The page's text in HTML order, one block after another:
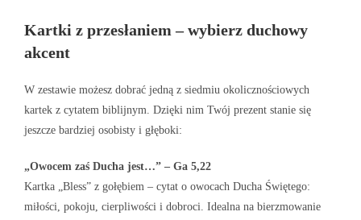
Kartki z przesłaniem – wybierz duchowy
akcent
W zestawie możesz dobrać jedną z siedmiu okolicznościowych
kartek z cytatem biblijnym. Dzięki nim Twój prezent stanie się
jeszcze bardziej osobisty i głęboki:
„Owocem zaś Ducha jest…” – Ga 5,22
Kartka „Bless” z gołębiem – cytat o owocach Ducha Świętego:
miłości, pokoju, cierpliwości i dobroci. Idealna na bierzmowanie